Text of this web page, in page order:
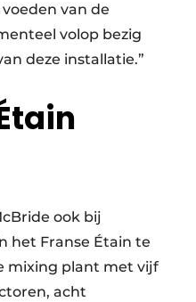
van de
volop bezig
deze installatie.”
ook bij
het Franse Étain te
mixing plant met vijf
acht